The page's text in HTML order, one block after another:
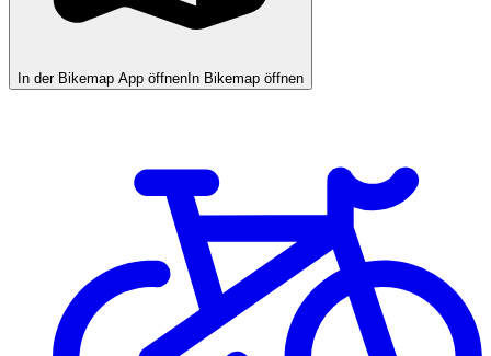
In der Bikemap App öffnen In Bikemap öffnen